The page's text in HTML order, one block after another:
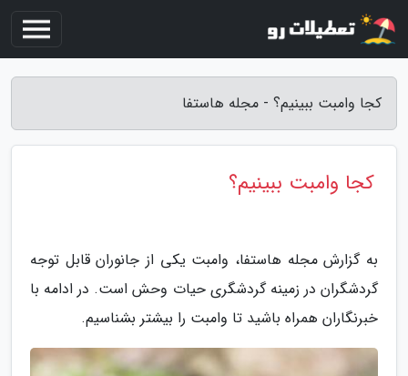
کجا وامبت ببینیم؟ - مجله هاستفا
کجا وامبت ببینیم؟
به گزارش مجله هاستفا، وامبت یکی از جانوران قابل توجه
گردشگران در زمینه گردشگری حیات وحش است. در ادامه با
خبرنگاران همراه باشید تا وامبت را بیشتر بشناسیم.